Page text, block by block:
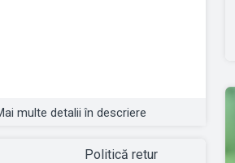
multe detalii în descriere
Politică retur